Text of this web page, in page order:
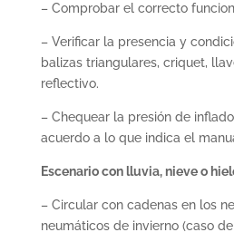
– Comprobar el correcto
– Verificar la presencia y
balizas triangulares, criquet,
reflectivo.
– Chequear la presión de
acuerdo a lo que indica el
Escenario con lluvia, nieve o
– Circular con cadenas en los
neumáticos de invierno (caso